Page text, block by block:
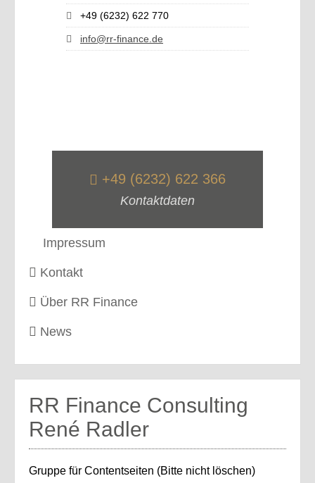
+49 (6232) 622 770
info@rr-finance.de
+49 (6232) 622 366
Kontaktdaten
Impressum
Kontakt
Über RR Finance
News
RR Finance Consulting
René Radler
Gruppe für Contentseiten (Bitte nicht löschen)